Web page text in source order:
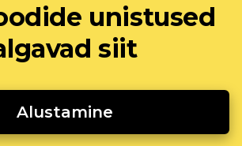
unistused
siit
Alustamine